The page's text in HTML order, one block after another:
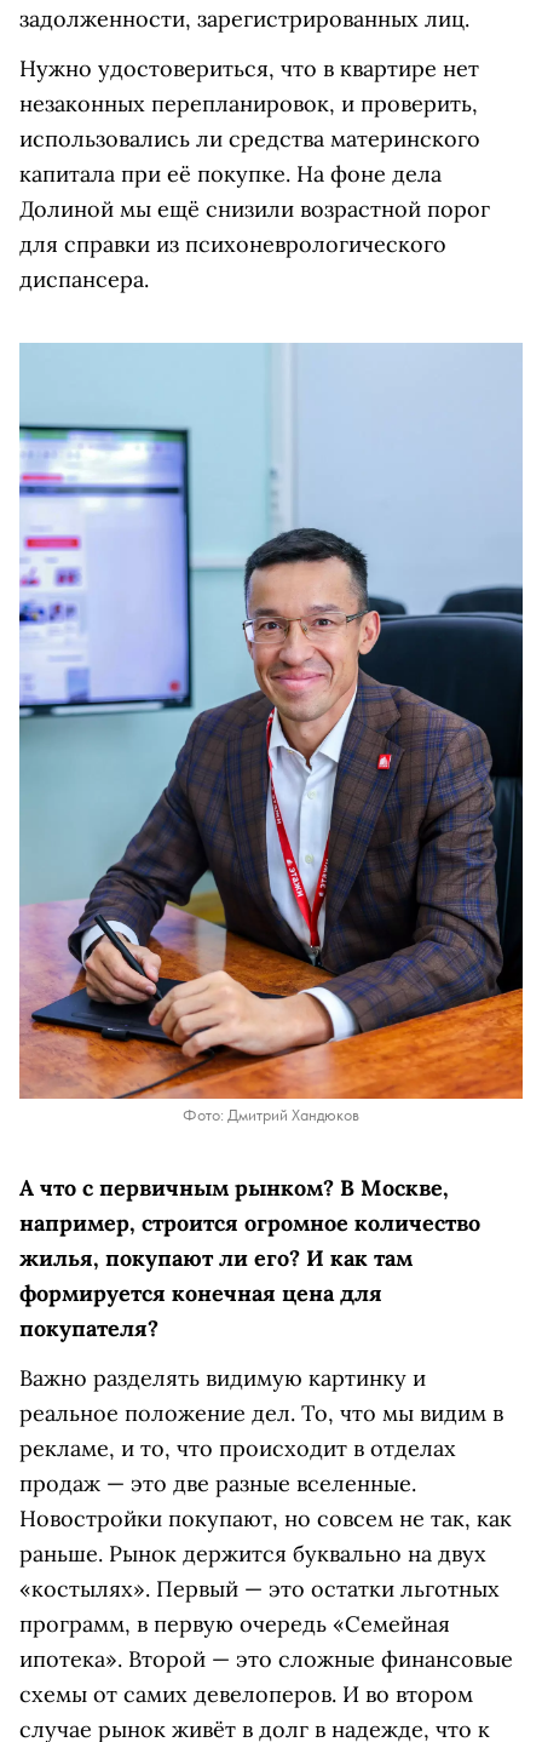
задолженности, зарегистрированных лиц.
Нужно удостовериться, что в квартире нет
незаконных перепланировок, и проверить,
использовались ли средства материнского
капитала при её покупке. На фоне дела
Долиной мы ещё снизили возрастной порог
для справки из психоневрологического
диспансера.
Фото: Дмитрий Хандюков
А что с первичным рынком? В Москве,
например, строится огромное количество
жилья, покупают ли его? И как там
формируется конечная цена для
покупателя?
Важно разделять видимую картинку и
реальное положение дел. То, что мы видим в
рекламе, и то, что происходит в отделах
продаж — это две разные вселенные.
Новостройки покупают, но совсем не так, как
раньше. Рынок держится буквально на двух
«костылях». Первый — это остатки льготных
программ, в первую очередь «Семейная
ипотека». Второй — это сложные финансовые
схемы от самих девелоперов. И во втором
случае рынок живёт в долг в надежде, что к